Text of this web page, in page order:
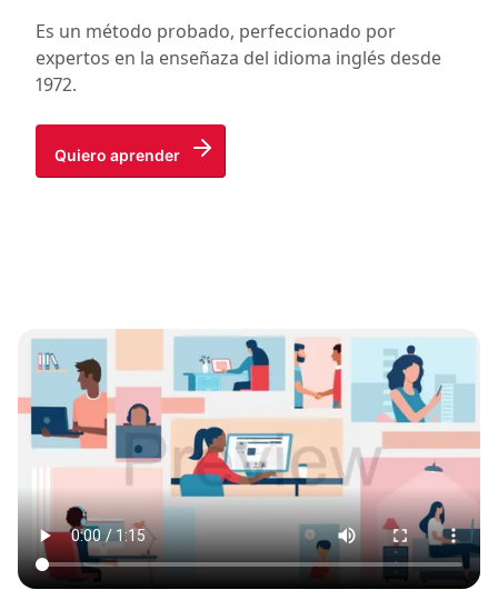
Es un método probado, perfeccionado por
expertos en la enseñaza del idioma inglés desde
1972.
Quiero aprender